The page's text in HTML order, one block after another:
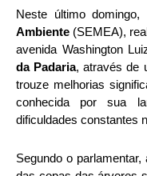
Neste último
Ambiente (SEMEA),
avenida Washington
da Padaria, através de
trouze melhorias
conhecida por sua
dificuldades constantes
Segundo o